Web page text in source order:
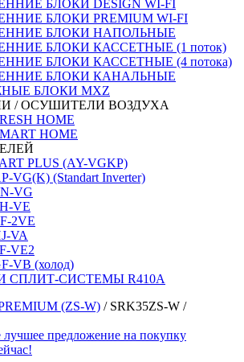
БЛОКИ DESIGN WI-FI
БЛОКИ PREMIUM WI-FI
БЛОКИ НАПОЛЬНЫЕ
БЛОКИ КАССЕТНЫЕ (1 поток)
БЛОКИ КАССЕТНЫЕ (4 потока)
БЛОКИ КАНАЛЬНЫЕ
БЛОКИ MXZ
/ ОСУШИТЕЛИ ВОЗДУХА
HOME
HOME
PLUS (AY-VGKP)
VG(K) (Standart Inverter)
VG
VE
2VE
VA
VE2
VB (холод)
СПЛИТ-СИСТЕМЫ R410A
(ZS-W) / SRK35ZS-W /
лучшее предложение на покупку